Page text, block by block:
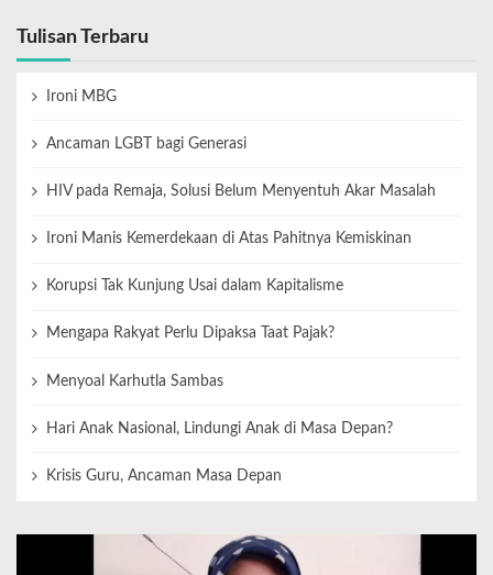
Tulisan Terbaru
Ironi MBG
Ancaman LGBT bagi Generasi
HIV pada Remaja, Solusi Belum Menyentuh Akar Masalah
Ironi Manis Kemerdekaan di Atas Pahitnya Kemiskinan
Korupsi Tak Kunjung Usai dalam Kapitalisme
Mengapa Rakyat Perlu Dipaksa Taat Pajak?
Menyoal Karhutla Sambas
Hari Anak Nasional, Lindungi Anak di Masa Depan?
Krisis Guru, Ancaman Masa Depan